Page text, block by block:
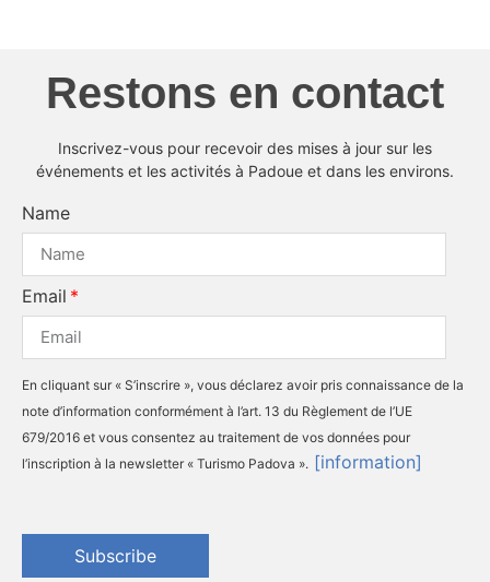
Restons en contact
Inscrivez-vous pour recevoir des mises à jour sur les
événements et les activités à Padoue et dans les environs.
Name
Email
En cliquant sur « S’inscrire », vous déclarez avoir pris connaissance de la
note d’information conformément à l’art. 13 du Règlement de l’UE
679/2016 et vous consentez au traitement de vos données pour
l’inscription à la newsletter « Turismo Padova ». [information]
Subscribe